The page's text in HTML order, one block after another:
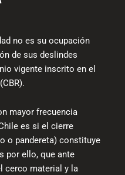
no es su ocupación
de sus deslindes
vigente inscrito en el
(CBR).
mayor frecuencia
es si el cierre
o pandereta) constituye
por ello, que ante
cerco material y la